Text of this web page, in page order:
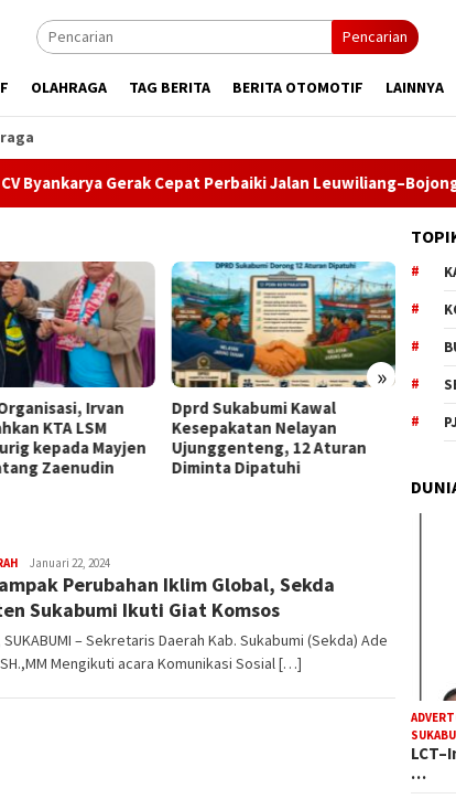
Pencarian
OLAHRAGA TAG BERITA BERITA OTOMOTIF LAINNYA
Gerak Cepat Perbaiki Jalan Leuwiliang–Bojongtipar,
»
Kawal
Nelayan
12 Aturan
MBG di SDN Pasirwalang
Disorot Wali Murid, Distribusi
Makanan Dinilai Terlambat
Jadi
ke-
DSJanuari 22, 2024
Perubahan Iklim Global, Sekda
Sukabumi Ikuti Giat Komsos
SUKABUMI – Sekretaris Daerah Kab. Sukabumi (Sekda) Ade
Mengikuti acara Komunikasi Sosial […]
…